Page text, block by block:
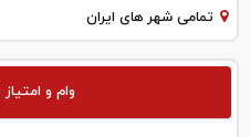
تمامی شهر های ایران
وام و